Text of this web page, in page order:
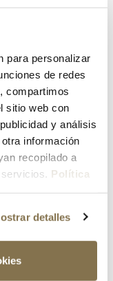
para personalizar
de redes
compartimos
sitio web con
y análisis
información
recopilado a
Política
detalles